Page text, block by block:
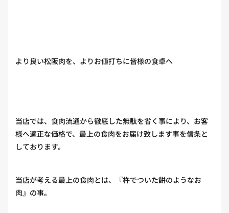
より良い松阪肉を、よりお値打ちに皆様の食卓へ
当店では、食肉流通から徹底した無駄を省く事により、お客
様へ適正な価格で、最上の食肉をお届け致します事を信条と
しております。
当店が考える最上の食肉とは、『杵でついた餅のようなお
肉』の事。